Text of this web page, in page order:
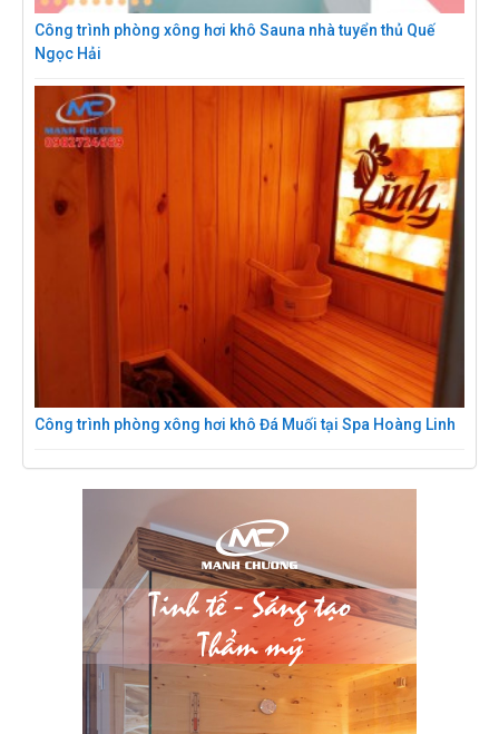
Công trình phòng xông hơi khô Sauna nhà tuyển thủ Quế
Ngọc Hải
Công trình phòng xông hơi khô Đá Muối tại Spa Hoàng Linh